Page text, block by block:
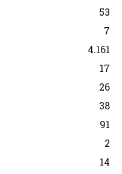
53
7
4.161
17
26
38
91
2
14